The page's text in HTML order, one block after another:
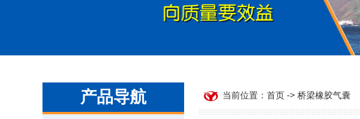
产品导航 当前位置：首页 -> 桥梁橡胶气囊